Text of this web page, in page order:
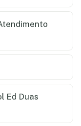
Ed Duas